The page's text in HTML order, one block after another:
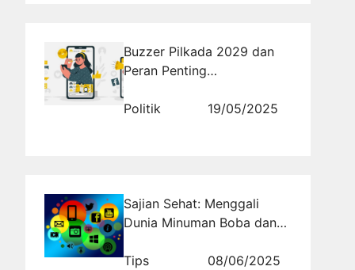
Buzzer Pilkada 2029 dan
Peran Penting
Mengatasi Disinformasi di
Politik 19/05/2025
Sajian Sehat: Menggali
Dunia Minuman Boba dan
Tips
08/06/2025